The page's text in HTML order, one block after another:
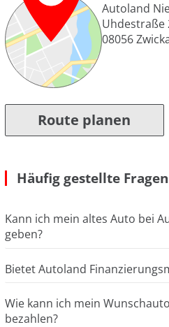
Autoland
Uhdestraße
08056
Route planen
Häufig gestellte Fragen
Kann ich mein altes Auto bei
geben?
Bietet Autoland
Wie kann ich mein
bezahlen?